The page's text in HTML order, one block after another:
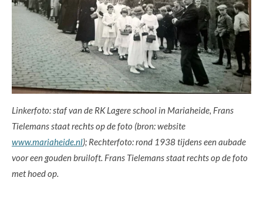
Linkerfoto: staf van de RK Lagere school in Mariaheide, Frans
Tielemans staat rechts op de foto (bron: website
www.mariaheide.nl); Rechterfoto: rond 1938 tijdens een aubade
voor een gouden bruiloft. Frans Tielemans staat rechts op de foto
met hoed op.